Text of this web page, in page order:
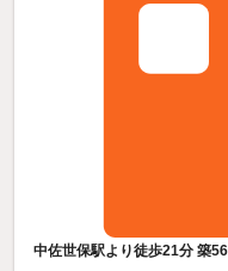
中佐世保駅より徒歩21分 築